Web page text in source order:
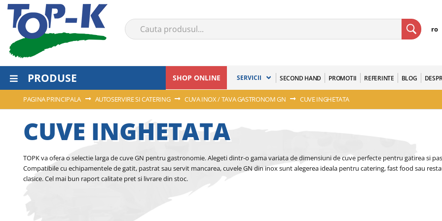
ro
PRODUSE SHOP ONLINE SERVICII SECOND HAND PROMOTII REFERINTE BLOG
PAGINA PRINCIPALA AUTOSERVIRE SI CATERING CUVA INOX / TAVA GASTRONOM GN CUVE INGHETATA
CUVE INGHETATA
TOPK va ofera o selectie larga de cuve GN pentru gastronomie. Alegeti dintr-o gama variata de dimensiuni de cuve perfecte pentru gatirea si
Compatibile cu echipamentele de gatit, pastrat sau servit mancarea, cuvele GN din inox sunt alegerea ideala pentru catering, fast food sau
clasice. Cel mai bun raport calitate pret si livrare din stoc.